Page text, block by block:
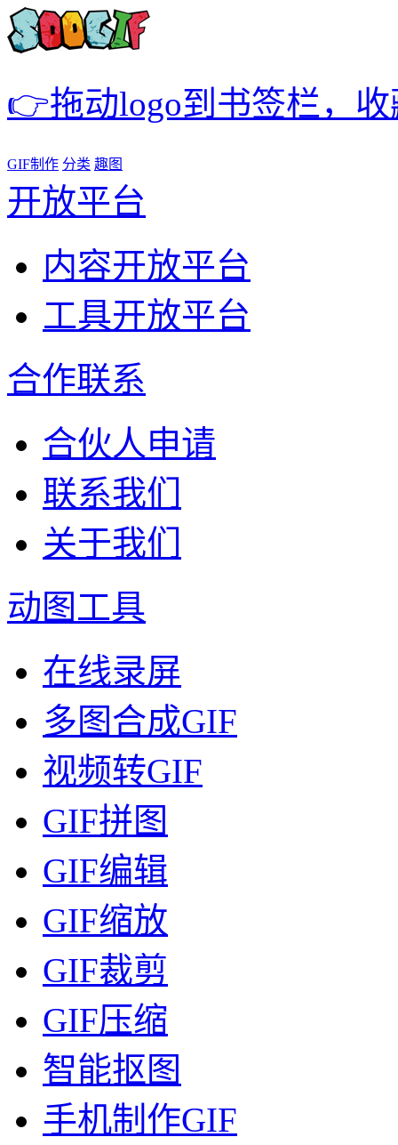
👉拖动logo到书签栏，
GIF制作 分类 趣图
开放平台
内容开放平台
工具开放平台
合作联系
合伙人申请
联系我们
关于我们
动图工具
在线录屏
多图合成GIF
视频转GIF
GIF拼图
GIF编辑
GIF缩放
GIF裁剪
GIF压缩
智能抠图
手机制作GIF